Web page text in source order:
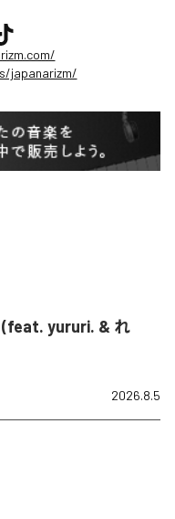
japanarizm/
(feat. yururi. & れ
2026.8.5